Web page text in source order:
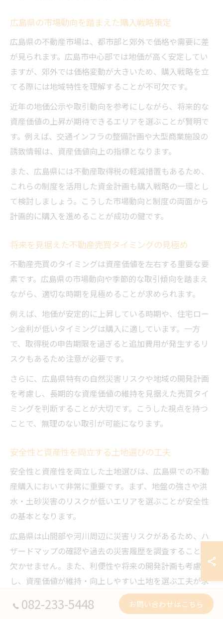
広島県の市場動向を踏まえた購入戦略策定
広島県の不動産市場は、都市部と郊外で価格や需要に差
が見られます。広島市中心部では地価が高く安定してい
ますが、郊外では価格変動が大きいため、購入戦略を立
てる際には地域特性を理解することが不可欠です。
近年の地価公示や取引動向を参考にしながら、将来的な
資産価値の上昇が期待できるエリアを選ぶことが賢明で
す。例えば、交通インフラの整備計画や大型商業施設の
誘致情報は、資産価値向上の指標となります。
また、広島県には不動産取得税の軽減措置もあるため、
これらの制度を活用した資金計画も購入戦略の一環とし
て検討しましょう。こうした市場動向と制度の両面から
計画的に購入を進めることが成功の鍵です。
将来を見据えた不動産売買タイミングの見極め
不動産売買のタイミングは資産価値を左右する重要な要
素です。広島県の市場動向や季節的な取引傾向を踏まえ
ながら、適切な時期を見極めることが求められます。
例えば、地価が安定的に上昇している時期や、住宅ロー
ン金利が低いタイミングは購入に適しています。一方
で、取得税の申告期限を過ぎると追加費用が発生するリ
スクもあるため注意が必要です。
さらに、広島県特有の自然災害リスクや地域の開発計画
を考慮し、長期的な資産価値の維持を見据えた売買タイ
ミングを判断することが大切です。こうした視点を持つ
ことで、無理のない取引が可能になります。
安全性と資産性を両立する土地選びの工夫
安全性と資産性を両立した土地選びは、広島県での不動
産購入において非常に重要です。まず、地盤の強さや洪
水・土砂災害のリスクが低いエリアを選ぶことが安全性
の基本となります。
広島県は山間部や河川周辺に災害リスクがあるため、ハ
ザードマップの確認や過去の災害履歴を調査することが
欠かせません。また、利便性や将来の開発計画も考慮
し、資産価値が維持・向上しやすい土地を選ぶ工夫が求
具体的には、交通アクセスの良さや教育・医療施設の充
082-233-5448 お問い合わせはこちら